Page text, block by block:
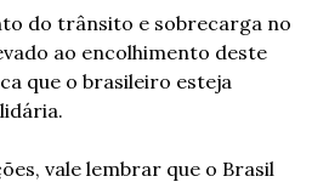
do trânsito e sobrecarga no
ao encolhimento deste
que o brasileiro esteja
vale lembrar que o Brasil